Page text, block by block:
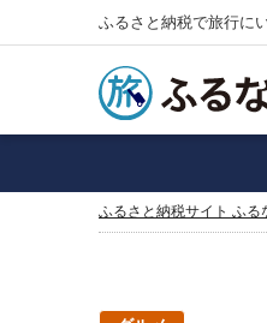
ふるさと納税で旅行に
ふるさと納税サイト ふる